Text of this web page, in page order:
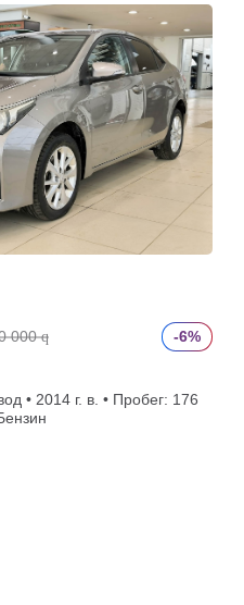
000 q
-6%
• 2014 г. в. • Пробег: 176